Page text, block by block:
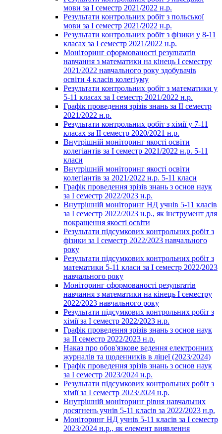
мови за І семестр 2021/2022 н.р.
Результати контрольних робіт з польської
мови за І семестр 2021/2022 н.р.
Результати контрольних робіт з фізики у 8-11
класах за І семестр 2021/2022 н.р.
Моніторинг сформованості результатів
навчання з математики на кінець І семестру
2021/2022 навчального року здобувачів
освіти 4 класів колегіуму
Результати контрольних робіт з математики у
5-11 класах за І семестр 2021/2022 н.р.
Графік проведення зрізів знань за ІІ семестр
2021/2022 н.р.
Результати контрольних робіт з хімії у 7-11
класах за ІІ семестр 2020/2021 н.р.
Внутрішній моніторинг якості освіти
колегіантів за І семестр 2021/2022 н.р. 5-11
класи
Внутрішній моніторинг якості освіти
колегіантів за 2021/2022 н.р. 5-11 класи
Графік проведення зрізів знань з основ наук
за І семестр 2022/2023 н.р.
Внутрішній моніторинг НД учнів 5-11 класів
за І семестр 2022/2023 н.р., як інструмент для
покращення якості освіти
Результати підсумкових контрольних робіт з
фізики за І семестр 2022/2023 навчального
року
Результати підсумкових контрольних робіт з
математики 5-11 класи за І семестр 2022/2023
навчального року
Моніторинг сформованості результатів
навчання з математики на кінець І семестру
2022/2023 навчального року
Результати підсумкових контрольних робіт з
хімії за І семестр 2022/2023 н.р.
Графік проведення зрізів знань з основ наук
за ІІ семестр 2022/2023 н.р.
Наказ про обов'язкове ведення електронних
журналів та щоденників в ліцеї (2023/2024)
Графік проведення зрізів знань з основ наук
за І семестр 2023/2024 н.р.
Результати підсумкових контрольних робіт з
хімії за І семестр 2023/2024 н.р.
Внутрішній моніторинг рівня навчальних
досягнень учнів 5-11 класів за 2022/2023 н.р.
Моніторинг НД учнів 5-11 класів за І семестр
2023/2024 н.р., як елемент виявлення